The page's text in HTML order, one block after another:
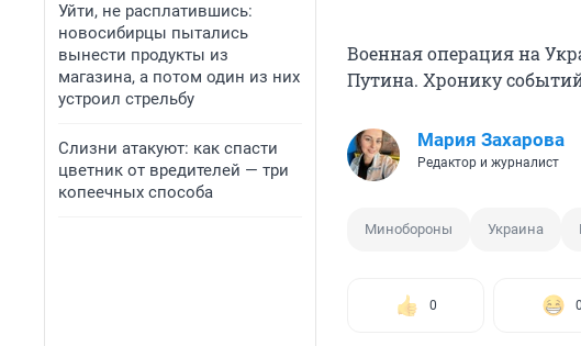
Уйти, не расплатившись:
новосибирцы пытались
вынести продукты из
магазина, а потом один из них
устроил стрельбу
Слизни атакуют: как спасти
цветник от вредителей — три
копеечных способа
Военная операция на
Путина. Хронику
Мария Захарова
Редактор и журналист
Минобороны Украина
0 0